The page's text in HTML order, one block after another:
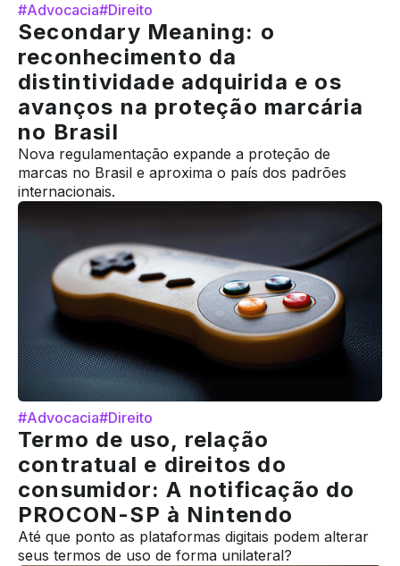
#Advocacia#Direito
Secondary Meaning: o
reconhecimento da
distintividade adquirida e os
avanços na proteção marcária
no Brasil
Nova regulamentação expande a proteção de
marcas no Brasil e aproxima o país dos padrões
internacionais.
#Advocacia#Direito
Termo de uso, relação
contratual e direitos do
consumidor: A notificação do
PROCON-SP à Nintendo
Até que ponto as plataformas digitais podem alterar
seus termos de uso de forma unilateral?